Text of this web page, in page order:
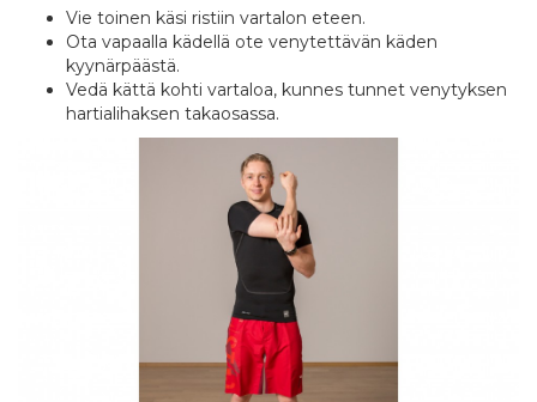
Vie toinen käsi ristiin vartalon eteen.
Ota vapaalla kädellä ote venytettävän käden
kyynärpäästä.
Vedä kättä kohti vartaloa, kunnes tunnet venytyksen
hartialihaksen takaosassa.